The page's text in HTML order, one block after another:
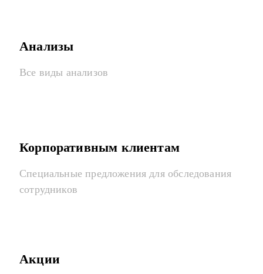
Анализы
Все виды анализов
Корпоративным клиентам
Специальные предложения для обследования
сотрудников
Акции